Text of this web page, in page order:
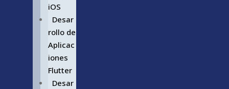
iOS
Desar
rollo de
Aplicac
iones
Flutter
Desar